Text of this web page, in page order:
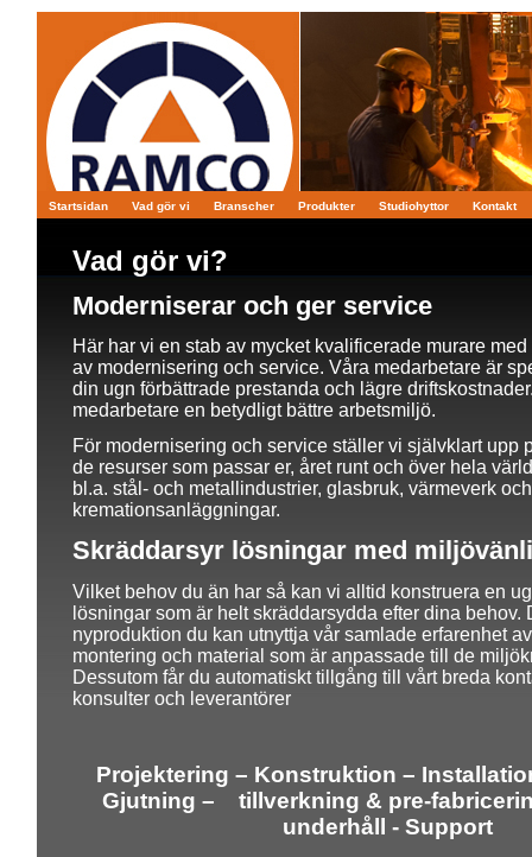
Startsidan Vad gör vi Branscher Produkter Studiohyttor Kontakt
Vad gör vi?
Moderniserar och ger service
Här har vi en stab av mycket kvalificerade murare
av modernisering och service. Våra medarbetare är
din ugn förbättrade prestanda och lägre
medarbetare en betydligt bättre arbetsmiljö.
För modernisering och service ställer vi självklart upp
de resurser som passar er, året runt och över hela
bl.a. stål- och metallindustrier, glasbruk, värmeverk och
kremationsanläggningar.
Skräddarsyr lösningar med
Vilket behov du än har så kan vi alltid konstruera en
lösningar som är helt skräddarsydda efter dina behov.
nyproduktion du kan utnyttja vår samlade erfarenhet
montering och material som är anpassade till de
Dessutom får du automatiskt tillgång till vårt breda
konsulter och leverantörer
Projektering – Konstruktion –
Gjutning – tillverkning & pre-
underhåll - Support